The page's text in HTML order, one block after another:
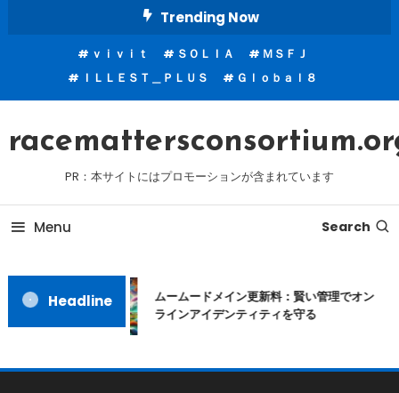
Trending Now
ｖｉｖｉｔ ＳＯＬＩＡ
ＭＳＦＪ
ＩＬＬＥＳＴ＿ＰＬＵＳ
Ｇｌｏｂａｌ８
PR：本サイトにはプロモーションが含まれています
Menu Search
Headline
ムームードメイン更新料：賢い管理でオン
ラインアイデンティティを守る